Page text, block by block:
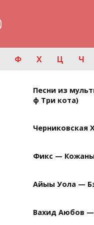
Ф Х Ц Ч
Песни из
ф Три кота)
Черниковская
Фикс —
Айыы Уола —
Вахид Аюбов —